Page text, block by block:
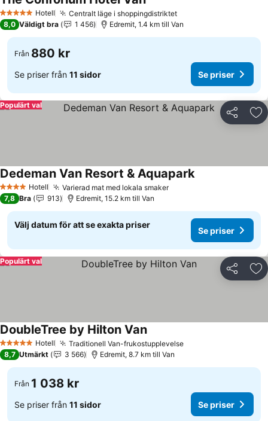
5 Stjärnor Hotell Centralt läge i shoppingdistriktet
8,0 Väldigt bra 1 456 Edremit, 1.4 km till Van
Från 880 kr
Se priser från 11 sidor Se priser
Dela
Populärt val
4 StjärnorHotell Varierad mat med lokala smaker
Dedeman Van Resort & Aquapark
7,8 Bra 913 Edremit, 15.2 km till Van
Välj datum för att se exakta priser
Se priser
Dela
Populärt val
5 Stjärnor Hotell Traditionell Van-frukostupplevelse
DoubleTree by Hilton Van
8,7 Utmärkt 3 566 Edremit, 8.7 km till Van
Från 1 038 kr
Se priser från 11 sidor Se priser